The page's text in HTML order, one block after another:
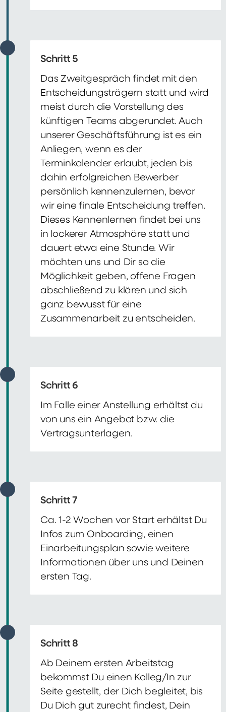
Schritt 5
Das Zweitgespräch findet mit den
Entscheidungsträgern statt und wird
meist durch die Vorstellung des
künftigen Teams abgerundet. Auch
unserer Geschäftsführung ist es ein
Anliegen, wenn es der
Terminkalender erlaubt, jeden bis
dahin erfolgreichen Bewerber
persönlich kennenzulernen, bevor
wir eine finale Entscheidung treffen.
Dieses Kennenlernen findet bei uns
in lockerer Atmosphäre statt und
dauert etwa eine Stunde. Wir
möchten uns und Dir so die
Möglichkeit geben, offene Fragen
abschließend zu klären und sich
ganz bewusst für eine
Zusammenarbeit zu entscheiden.
Schritt 6
Im Falle einer Anstellung erhältst du
von uns ein Angebot bzw. die
Vertragsunterlagen.
Schritt 7
Ca. 1-2 Wochen vor Start erhältst Du
Infos zum Onboarding, einen
Einarbeitungsplan sowie weitere
Informationen über uns und Deinen
ersten Tag.
Schritt 8
Ab Deinem ersten Arbeitstag
bekommst Du einen Kolleg/In zur
Seite gestellt, der Dich begleitet, bis
Du Dich gut zurecht findest, Dein